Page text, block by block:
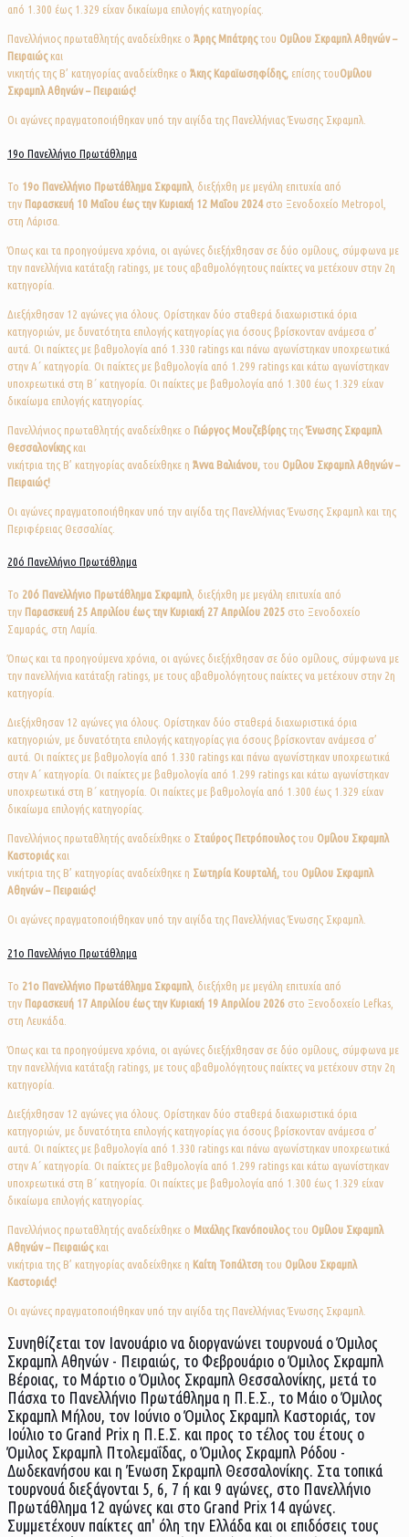
από 1.300 έως 1.329 είχαν δικαίωμα επιλογής κατηγορίας.
Πανελλήνιος πρωταθλητής αναδείχθηκε ο Άρης Μπάτρηςτου Ομίλου Σκραμπλ Αθηνών –
Πειραιώς και
νικητής της Β’ κατηγορίας αναδείχθηκε ο Άκης Καραϊωσηφίδης, επίσης τουΟμίλου
Σκραμπλ Αθηνών – Πειραιώς!
Οι αγώνες πραγματοποιήθηκαν υπό την αιγίδα της Πανελλήνιας Ένωσης Σκραμπλ.
19ο Πανελλήνιο Πρωτάθλημα
Το 19o Πανελλήνιο Πρωτάθλημα Σκραμπλ, διεξήχθη με μεγάλη επιτυχία από
την Παρασκευή 10 Μαΐου έως την Κυριακή 12 Μαΐου 2024 στο Ξενοδοχείο Metropol,
στη Λάρισα.
Όπως και τα προηγούμενα χρόνια, οι αγώνες διεξήχθησαν σε δύο ομίλους, σύμφωνα με
την πανελλήνια κατάταξη ratings, με τους αβαθμολόγητους παίκτες να μετέχουν στην 2η
κατηγορία.
Διεξήχθησαν 12 αγώνες για όλους. Ορίστηκαν δύο σταθερά διαχωριστικά όρια
κατηγοριών, με δυνατότητα επιλογής κατηγορίας για όσους βρίσκονταν ανάμεσα σ’
αυτά. Οι παίκτες με βαθμολογία από 1.330 ratings και πάνω αγωνίστηκαν υποχρεωτικά
στην Α΄ κατηγορία. Οι παίκτες με βαθμολογία από 1.299 ratings και κάτω αγωνίστηκαν
υποχρεωτικά στη Β΄ κατηγορία. Οι παίκτες με βαθμολογία από 1.300 έως 1.329 είχαν
δικαίωμα επιλογής κατηγορίας.
Πανελλήνιος πρωταθλητής αναδείχθηκε ο Γιώργος ΜουζεβίρηςτηςΈνωσης Σκραμπλ
Θεσσαλονίκης και
νικήτρια της Β’ κατηγορίας αναδείχθηκε η Άννα Βαλιάνου, του Ομίλου Σκραμπλ Αθηνών –
Πειραιώς!
Οι αγώνες πραγματοποιήθηκαν υπό την αιγίδα της Πανελλήνιας Ένωσης Σκραμπλ και της
Περιφέρειας Θεσσαλίας.
20ό Πανελλήνιο Πρωτάθλημα
Το 20ό Πανελλήνιο Πρωτάθλημα Σκραμπλ, διεξήχθη με μεγάλη επιτυχία από
την Παρασκευή 25 Απριλίου έως την Κυριακή 27 Απριλίου 2025 στο Ξενοδοχείο
Σαμαράς, στη Λαμία.
Όπως και τα προηγούμενα χρόνια, οι αγώνες διεξήχθησαν σε δύο ομίλους, σύμφωνα με
την πανελλήνια κατάταξη ratings, με τους αβαθμολόγητους παίκτες να μετέχουν στην 2η
κατηγορία.
Διεξήχθησαν 12 αγώνες για όλους. Ορίστηκαν δύο σταθερά διαχωριστικά όρια
κατηγοριών, με δυνατότητα επιλογής κατηγορίας για όσους βρίσκονταν ανάμεσα σ’
αυτά. Οι παίκτες με βαθμολογία από 1.330 ratings και πάνω αγωνίστηκαν υποχρεωτικά
στην Α΄ κατηγορία. Οι παίκτες με βαθμολογία από 1.299 ratings και κάτω αγωνίστηκαν
υποχρεωτικά στη Β΄ κατηγορία. Οι παίκτες με βαθμολογία από 1.300 έως 1.329 είχαν
δικαίωμα επιλογής κατηγορίας.
Πανελλήνιος πρωταθλητής αναδείχθηκε ο Σταύρος Πετρόπουλοςτου Ομίλου Σκραμπλ
Καστοριάς και
νικήτρια της Β’ κατηγορίας αναδείχθηκε η Σωτηρία Κουρταλή, του Ομίλου Σκραμπλ
Αθηνών – Πειραιώς!
Οι αγώνες πραγματοποιήθηκαν υπό την αιγίδα της Πανελλήνιας Ένωσης Σκραμπλ.
21ο Πανελλήνιο Πρωτάθλημα
Το 21ο Πανελλήνιο Πρωτάθλημα Σκραμπλ, διεξήχθη με μεγάλη επιτυχία από
την Παρασκευή 17 Απριλίου έως την Κυριακή 19 Απριλίου 2026 στο Ξενοδοχείο Lefkas,
στη Λευκάδα.
Όπως και τα προηγούμενα χρόνια, οι αγώνες διεξήχθησαν σε δύο ομίλους, σύμφωνα με
την πανελλήνια κατάταξη ratings, με τους αβαθμολόγητους παίκτες να μετέχουν στην 2η
κατηγορία.
Διεξήχθησαν 12 αγώνες για όλους. Ορίστηκαν δύο σταθερά διαχωριστικά όρια
κατηγοριών, με δυνατότητα επιλογής κατηγορίας για όσους βρίσκονταν ανάμεσα σ’
αυτά. Οι παίκτες με βαθμολογία από 1.330 ratings και πάνω αγωνίστηκαν υποχρεωτικά
στην Α΄ κατηγορία. Οι παίκτες με βαθμολογία από 1.299 ratings και κάτω αγωνίστηκαν
υποχρεωτικά στη Β΄ κατηγορία. Οι παίκτες με βαθμολογία από 1.300 έως 1.329 είχαν
δικαίωμα επιλογής κατηγορίας.
Πανελλήνιος πρωταθλητής αναδείχθηκε ο Μιχάλης Γκανόπουλοςτου Ομίλου Σκραμπλ
Αθηνών – Πειραιώς και
νικήτρια της Β’ κατηγορίας αναδείχθηκε η Καίτη Τοπάλτση του Ομίλου Σκραμπλ
Καστοριάς!
Οι αγώνες πραγματοποιήθηκαν υπό την αιγίδα της Πανελλήνιας Ένωσης Σκραμπλ.
Συνηθίζεται τον Ιανουάριο να διοργανώνει τουρνουά ο Όμιλος
Σκραμπλ Αθηνών - Πειραιώς, το Φεβρουάριο ο Όμιλος Σκραμπλ
Βέροιας, το Μάρτιο ο Όμιλος Σκραμπλ Θεσσαλονίκης, μετά το
Πάσχα το Πανελλήνιο Πρωτάθλημα η Π.Ε.Σ., το Μάιο ο Όμιλος
Σκραμπλ Μήλου, τον Ιούνιο ο Όμιλος Σκραμπλ Καστοριάς, τον
Ιούλιο το Grand Prix η Π.Ε.Σ. και προς το τέλος του έτους ο
Όμιλος Σκραμπλ Πτολεμαΐδας, ο Όμιλος Σκραμπλ Ρόδου -
Δωδεκανήσου και η Ένωση Σκραμπλ Θεσσαλονίκης. Στα τοπικά
τουρνουά διεξάγονται 5, 6, 7 ή και 9 αγώνες, στο Πανελλήνιο
Πρωτάθλημα 12 αγώνες και στο Grand Prix 14 αγώνες.
Συμμετέχουν παίκτες απ' όλη την Ελλάδα και οι επιδόσεις τους